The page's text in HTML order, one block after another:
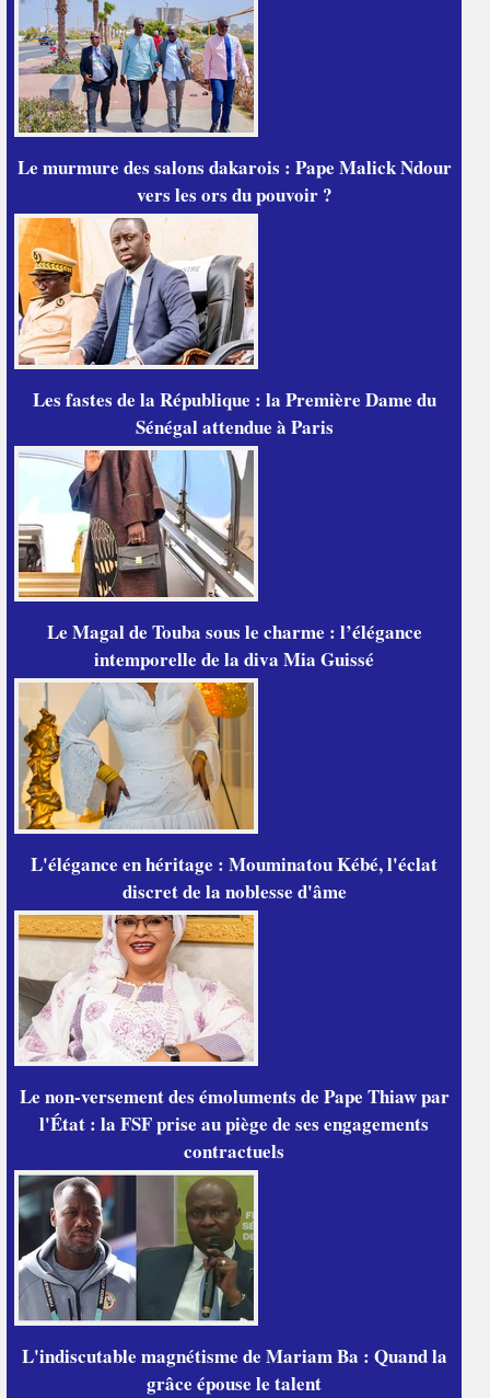
Le murmure des salons dakarois : Pape Malick Ndour
vers les ors du pouvoir ?
Les fastes de la République : la Première Dame du
Sénégal attendue à Paris
Le Magal de Touba sous le charme : l’élégance
intemporelle de la diva Mia Guissé
L'élégance en héritage : Mouminatou Kébé, l'éclat
discret de la noblesse d'âme
Le non-versement des émoluments de Pape Thiaw par
l'État : la FSF prise au piège de ses engagements
contractuels
L'indiscutable magnétisme de Mariam Ba : Quand la
grâce épouse le talent